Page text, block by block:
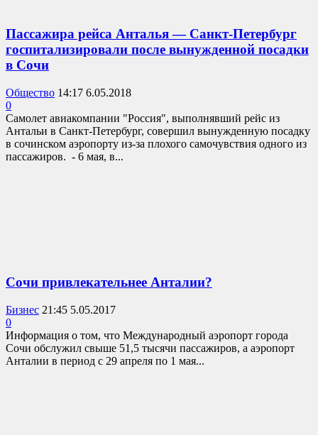
Пассажира рейса Анталья — Санкт-Петербург
госпитализировали после вынужденной посадки
в Сочи
Общество 14:17 6.05.2018
0
Самолет авиакомпании "Россия", выполнявший рейс из
Антальи в Санкт-Петербург, совершил вынужденную посадку
в сочинском аэропорту из-за плохого самочувствия одного из
пассажиров. - 6 мая, в...
Сочи привлекательнее Анталии?
Бизнес 21:45 5.05.2017
0
Информация о том, что Международный аэропорт города
Сочи обслужил свыше 51,5 тысячи пассажиров, а аэропорт
Анталии в период с 29 апреля по 1 мая...